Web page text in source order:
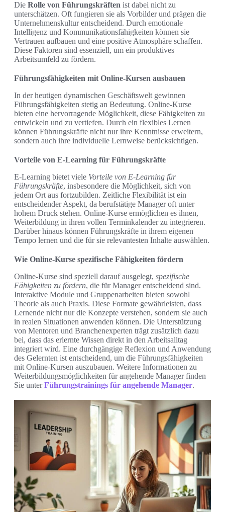
Die Rolle von Führungskräften ist dabei nicht zu
unterschätzen. Oft fungieren sie als Vorbilder und prägen die
Unternehmenskultur entscheidend. Durch emotionale
Intelligenz und Kommunikationsfähigkeiten können sie
Vertrauen aufbauen und eine positive Atmosphäre schaffen.
Diese Faktoren sind essenziell, um ein produktives
Arbeitsumfeld zu fördern.
Führungsfähigkeiten mit Online-Kursen ausbauen
In der heutigen dynamischen Geschäftswelt gewinnen
Führungsfähigkeiten stetig an Bedeutung. Online-Kurse
bieten eine hervorragende Möglichkeit, diese Fähigkeiten zu
entwickeln und zu vertiefen. Durch ein flexibles Lernen
können Führungskräfte nicht nur ihre Kenntnisse erweitern,
sondern auch ihre individuelle Lernweise berücksichtigen.
Vorteile von E-Learning für Führungskräfte
E-Learning bietet viele Vorteile von E-Learning für
Führungskräfte, insbesondere die Möglichkeit, sich von
jedem Ort aus fortzubilden. Zeitliche Flexibilität ist ein
entscheidender Aspekt, da berufstätige Manager oft unter
hohem Druck stehen. Online-Kurse ermöglichen es ihnen,
Weiterbildung in ihren vollen Terminkalender zu integrieren.
Darüber hinaus können Führungskräfte in ihrem eigenen
Tempo lernen und die für sie relevantesten Inhalte auswählen.
Wie Online-Kurse spezifische Fähigkeiten fördern
Online-Kurse sind speziell darauf ausgelegt, spezifische
Fähigkeiten zu fördern, die für Manager entscheidend sind.
Interaktive Module und Gruppenarbeiten bieten sowohl
Theorie als auch Praxis. Diese Formate gewährleisten, dass
Lernende nicht nur die Konzepte verstehen, sondern sie auch
in realen Situationen anwenden können. Die Unterstützung
von Mentoren und Branchenexperten trägt zusätzlich dazu
bei, dass das erlernte Wissen direkt in den Arbeitsalltag
integriert wird. Eine durchgängige Reflexion und Anwendung
des Gelernten ist entscheidend, um die Führungsfähigkeiten
mit Online-Kursen auszubauen. Weitere Informationen zu
Weiterbildungsmöglichkeiten für angehende Manager finden
Sie unterFührungstrainings für angehende Manager.